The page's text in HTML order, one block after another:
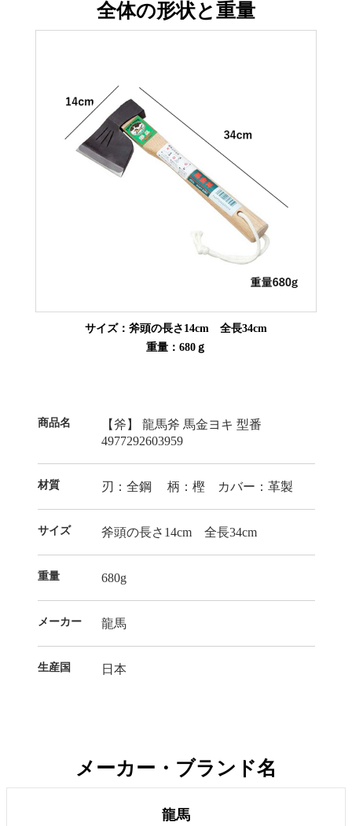
全体の形状と重量
サイズ：斧頭の長さ14cm 全長34cm
重量：680ｇ
商品名
【斧】 龍馬斧 馬金ヨキ 型番
4977292603959
材質 刃：全鋼 柄：樫 カバー：革製
サイズ 斧頭の長さ14cm 全長34cm
重量 680g
メーカー 龍馬
生産国 日本
メーカー・ブランド名
龍馬